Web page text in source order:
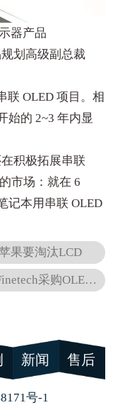
器产品
划高级副总裁
OLED 项目。相
始的 2~3 年内显
积极拓展串联
市场：就在 6
记本用串联 OLED
果要淘汰LCD
下一条:7234万元！三星越南向Finetech采购OLED设备
新闻 售后
号-1